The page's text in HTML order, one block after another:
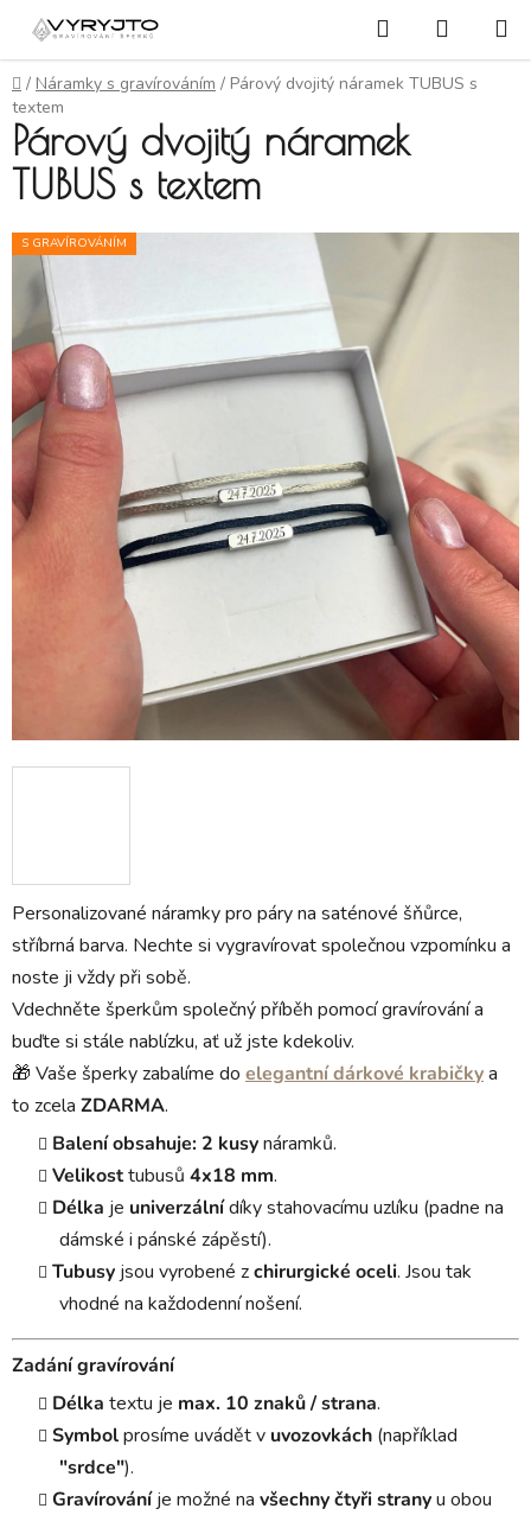
Přejít na obsah Hledat
Domů
/ Náramky s gravírováním / Párový dvojitý náramek TUBUS s
textem
Personalizované náramky pro páry na saténové šňůrce,
stříbrná barva. Nechte si vygravírovat společnou vzpomínku a
noste ji vždy při sobě.
Vdechněte šperkům společný příběh pomocí gravírování a
buďte si stále nablízku, ať už jste kdekoliv.
🎁 Vaše šperky zabalíme do elegantní dárkové krabičkya
to zcela ZDARMA.
Balení obsahuje: 2 kusynáramků.
Velikosttubusů 4x18 mm.
Délka je univerzálnídíky stahovacímu uzlíku (padne na
dámské i pánské zápěstí).
Tubusy jsou vyrobené zchirurgické oceli. Jsou tak
vhodné na každodenní nošení.
Zadání gravírování
Délka textu je max. 10 znaků / strana.
Symbolprosíme uvádět v uvozovkách (například
"srdce").
Gravírováníje možné na všechny čtyři stranyu obou
Párový dvojitý náramek
TUBUS s textem
S GRAVÍROVÁNÍM